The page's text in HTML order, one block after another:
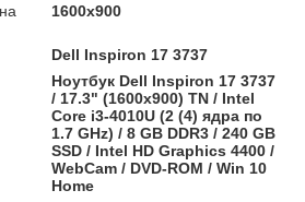
1600x900
Dell Inspiron 17 3737
Ноутбук Dell Inspiron 17 3737
/ 17.3" (1600x900) TN / Intel
Core i3-4010U (2 (4) ядра по
1.7 GHz) / 8 GB DDR3 / 240 GB
SSD / Intel HD Graphics 4400 /
WebCam / DVD-ROM / Win 10
Home